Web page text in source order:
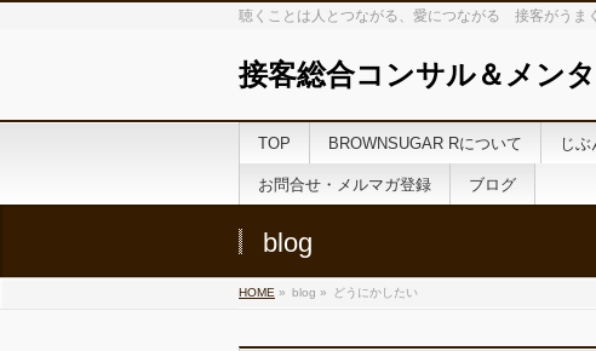
聴くことは人とつながる、愛につながる 接客がうま
接客総合コンサル＆メン
TOP BROWNSUGAR Rについて じ
お問合せ・メルマガ登録 ブログ
blog
HOME » blog » どうにかしたい